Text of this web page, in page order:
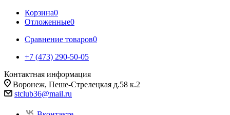
Корзина0
Отложенные0
Сравнение товаров0
+7 (473) 290-50-05
Контактная информация
Воронеж, Пеше-Стрелецкая д.58 к.2
stclub36@mail.ru